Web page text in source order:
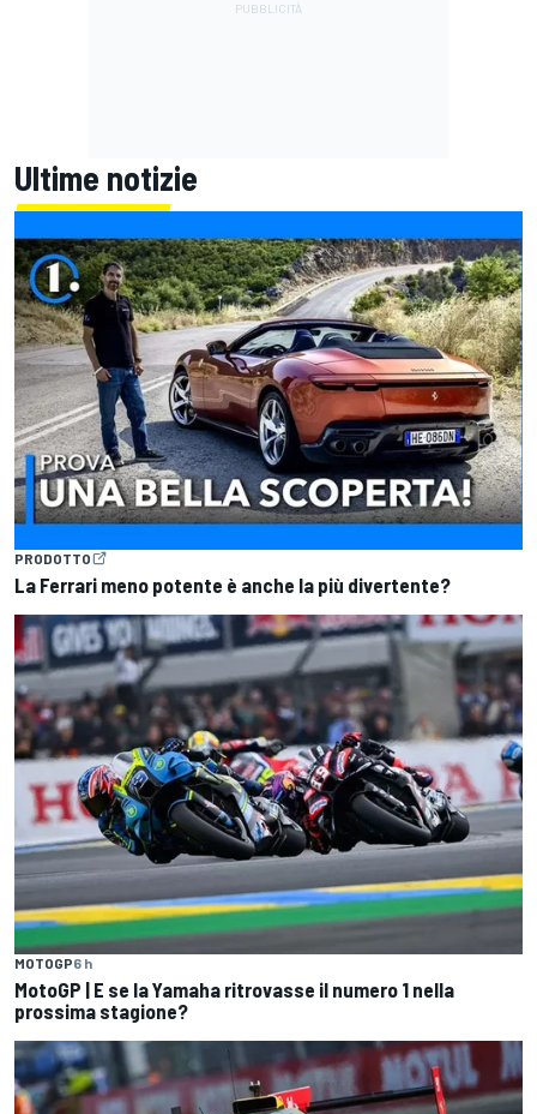
Ultime notizie
PRODOTTO
La Ferrari meno potente è anche la più divertente?
MOTOGP6 h
MotoGP | E se la Yamaha ritrovasse il numero 1 nella
prossima stagione?